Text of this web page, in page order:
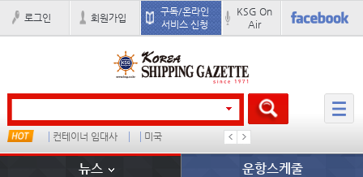
로그인 회원가입
구독/온라인
서비스 신청
KSG On
Air
컨테이너 임대사 미국 더블
뉴스 운항스케줄